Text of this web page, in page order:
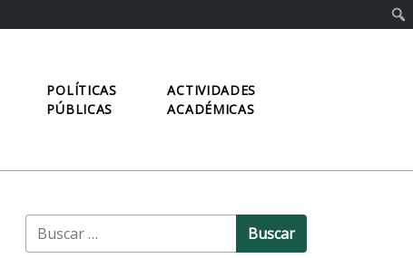
POLÍTICAS
PÚBLICAS
ACTIVIDADES
ACADÉMICAS
B